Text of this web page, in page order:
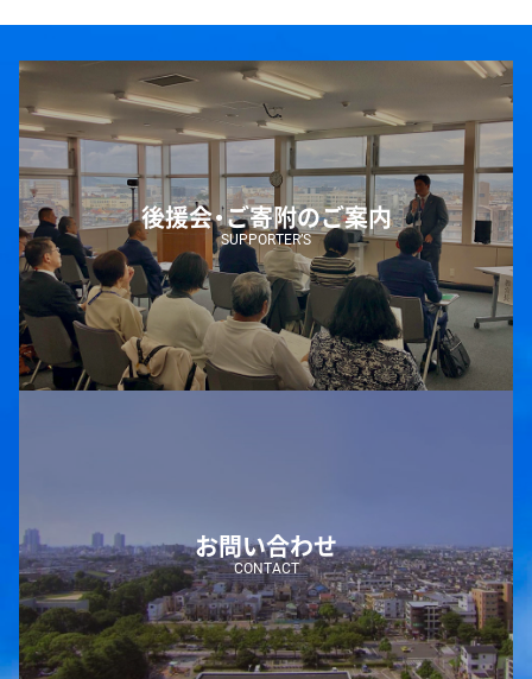
後援会・ご寄附のご案内
SUPPORTER’S
お問い合わせ
CONTACT